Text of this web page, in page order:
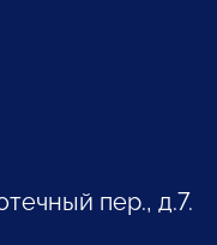
пер., д.7.